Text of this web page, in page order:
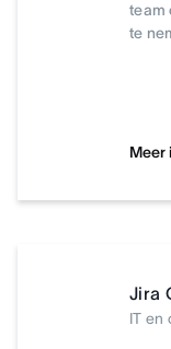
team
te
Meer
Jira
IT en